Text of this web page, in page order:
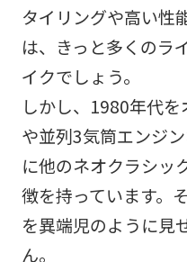
タイリングや高い性
は、きっと多くのラ
イクでしょう。
しかし、1980年代
や並列3気筒エンジ
に他のネオクラシッ
徴を持っています。
を異端児のように見
ん。